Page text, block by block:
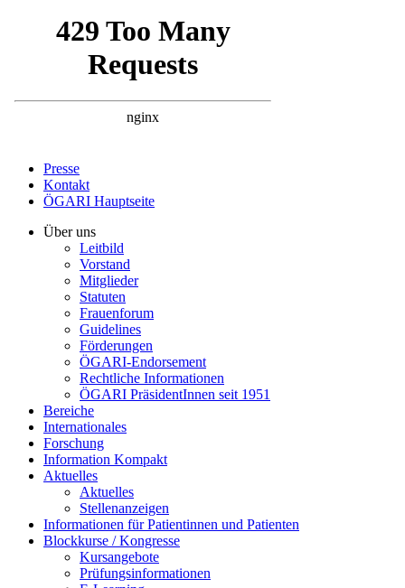
Presse
Kontakt
ÖGARI Hauptseite
Über uns
Leitbild
Vorstand
Mitglieder
Statuten
Frauenforum
Guidelines
Förderungen
ÖGARI-Endorsement
Rechtliche Informationen
ÖGARI PräsidentInnen seit 1951
Bereiche
Internationales
Forschung
Information Kompakt
Aktuelles
Aktuelles
Stellenanzeigen
Informationen für Patientinnen und Patienten
Blockkurse / Kongresse
Kursangebote
Prüfungsinformationen